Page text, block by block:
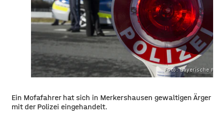
Foto: Bayerische
Ein Mofafahrer hat sich in Merkershausen gewaltigen Ärger
mit der Polizei eingehandelt.